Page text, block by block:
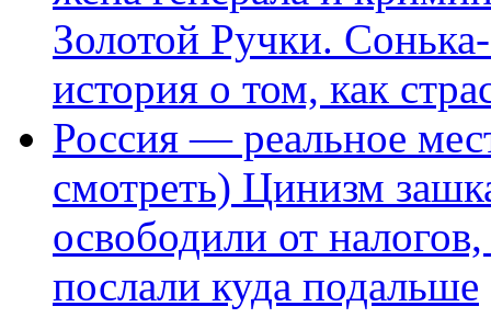
Золотой Ручки.
история о том, как
Россия — реальное
смотреть) Цинизм
освободили от
послали куда подальше